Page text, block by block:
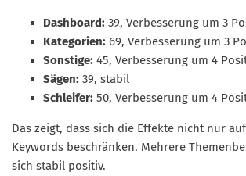
Dashboard: 39, Verbesserung um 3
Kategorien: 69, Verbesserung um 3
Sonstige: 45, Verbesserung um 4
Sägen: 39, stabil
Schleifer: 50, Verbesserung um 4
Das zeigt, dass sich die Effekte nicht nur
Keywords beschränken. Mehrere
sich stabil positiv.